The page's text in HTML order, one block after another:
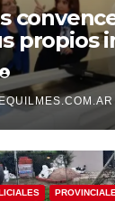
propios